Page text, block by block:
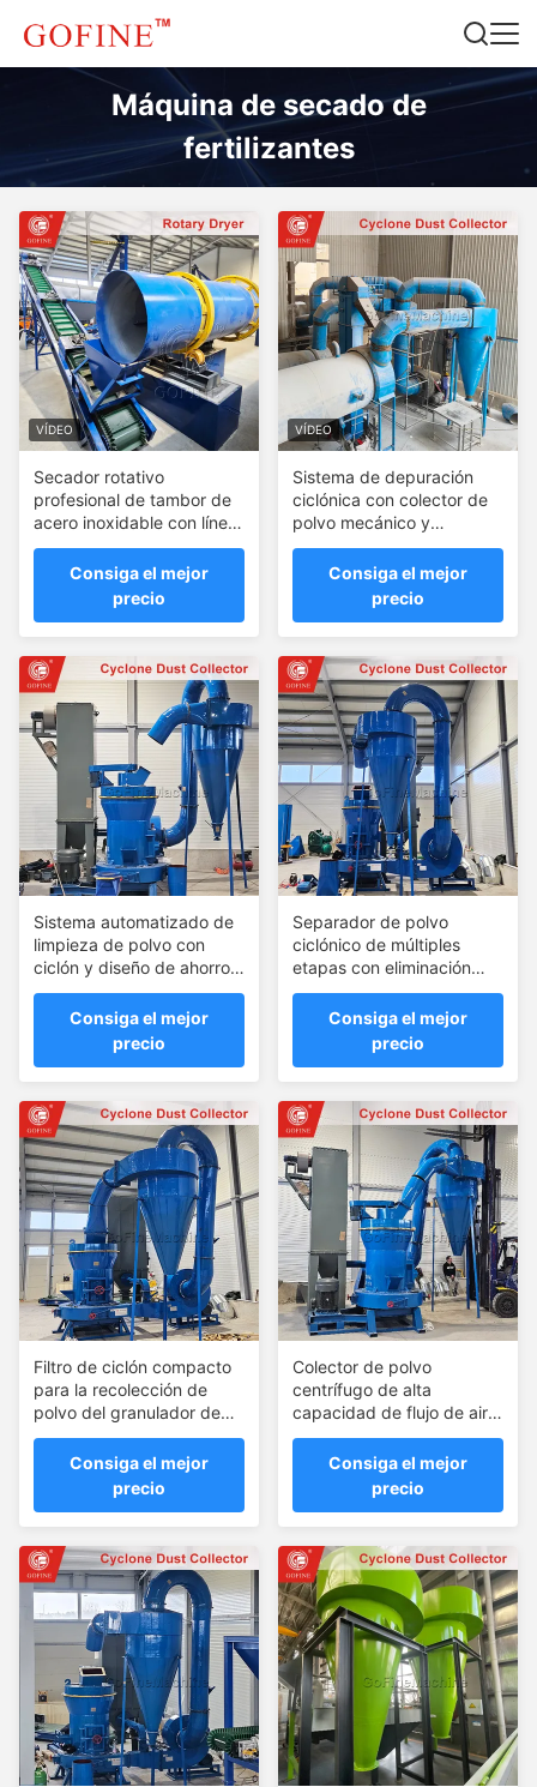
Máquina de secado de
fertilizantes
VÍDEO
Secador rotativo
profesional de tambor de
acero inoxidable con línea
de producción de
fertilizantes
Consiga el mejor
precio
VÍDEO
Sistema de depuración
ciclónica con colector de
polvo mecánico y
tecnología avanzada de
recolección de polvo
Consiga el mejor
precio
Sistema automatizado de
limpieza de polvo con
ciclón y diseño de ahorro
energético
Consiga el mejor
precio
Separador de polvo
ciclónico de múltiples
etapas con eliminación
mejorada de partículas y
ciclón de aire
Consiga el mejor
precio
Filtro de ciclón compacto
para la recolección de
polvo del granulador de
fertilizantes orgánicos
Consiga el mejor
precio
Colector de polvo
centrífugo de alta
capacidad de flujo de aire
para talleres de plantas de
fertilizantes
Consiga el mejor
precio